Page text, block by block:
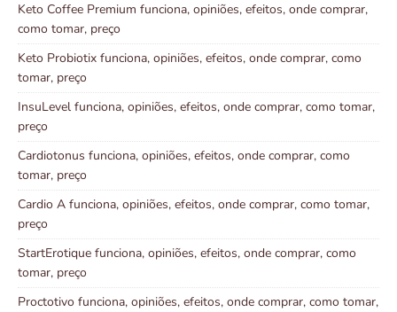
Keto Coffee Premium funciona, opiniões, efeitos, onde comprar,
como tomar, preço
Keto Probiotix funciona, opiniões, efeitos, onde comprar, como
tomar, preço
InsuLevel funciona, opiniões, efeitos, onde comprar, como tomar,
preço
Cardiotonus funciona, opiniões, efeitos, onde comprar, como
tomar, preço
Cardio A funciona, opiniões, efeitos, onde comprar, como tomar,
preço
StartErotique funciona, opiniões, efeitos, onde comprar, como
tomar, preço
Proctotivo funciona, opiniões, efeitos, onde comprar, como tomar,